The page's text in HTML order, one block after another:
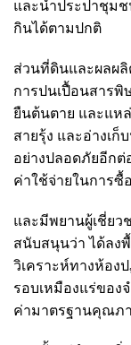
และน้ำประปาชุม
กินได้ตามปกติ
ส่วนที่ดินและผลผลิ
การปนเปื้อนสารพิ
ยืนต้นตาย และแห
สายรุ้ง และอ่างเ
อย่างปลอดภัยอีก
ค่าใช้จ่ายในการ
และมีพยานผู้เชี่ยว
สนับสนุนว่า ได้ลง
วิเคราะห์ทางห้อง
รอบเหมืองแร่ของ
ค่ามาตรฐานคุณภ